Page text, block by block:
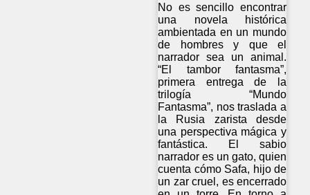
No es sencillo encontrar
una novela histórica
ambientada en un mundo
de hombres y que el
narrador sea un animal.
“El tambor fantasma”,
primera entrega de la
trilogía “Mundo
Fantasma”, nos traslada a
la Rusia zarista desde
una perspectiva mágica y
fantástica. El sabio
narrador es un gato, quien
cuenta cómo Safa, hijo de
un zar cruel, es encerrado